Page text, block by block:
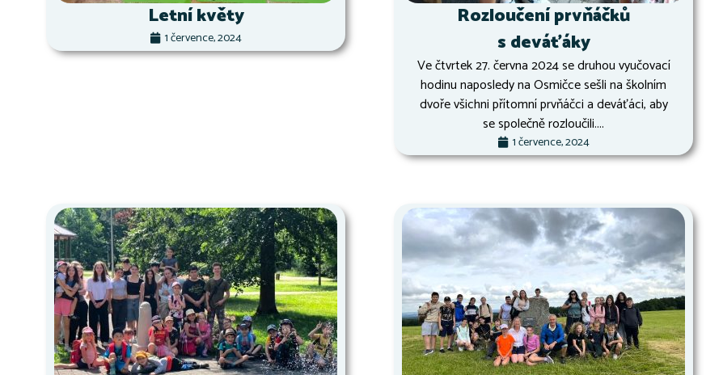
Letní květy
1 července, 2024
Rozloučení prvňáčků
s deváťáky
Ve čtvrtek 27. června 2024 se druhou vyučovací
hodinu naposledy na Osmičce sešli na školním
dvoře všichni přítomní prvňáčci a deváťáci, aby
se společně rozloučili....
1 července, 2024